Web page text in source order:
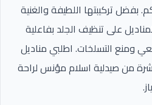
بفضل تركيبتها اللطيفة والغنية
على تنظيف الجلد بفاعلية
ومنع التسلخات. اطلبي مناديل
من صيدلية اسلام مؤنس لراحة